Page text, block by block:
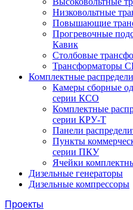
Низковольтные
Повышающие
Прогревочные
Кавик
Столбовые
Трансформаторы
Комплектные
Камеры сборные
серии КСО
Комплектные
серии КРУ-Т
Панели
Пункты
серии ПКУ
Ячейки
Дизельные генераторы
Дизельные компрессоры
Проекты